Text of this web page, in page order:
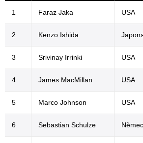
1 Faraz Jaka USA
2 Kenzo Ishida
3 Srivinay Irrinki USA
4 James MacMillan USA
5 Marco Johnson USA
6 Sebastian Schulze